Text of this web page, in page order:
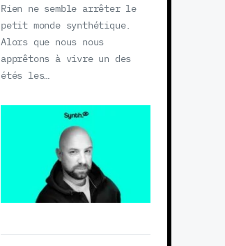
Rien ne semble arrêter le
petit monde synthétique.
Alors que nous nous
apprêtons à vivre un des
étés les…